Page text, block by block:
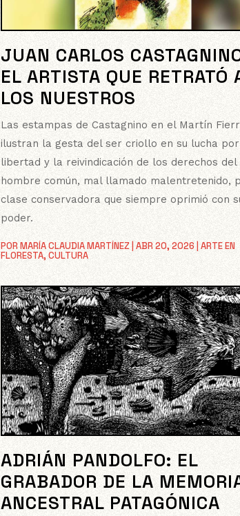
JUAN CARLOS
EL ARTISTA QUE RETRATÓ
LOS NUESTROS
PORMARÍA CLAUDIA MARTÍNEZ| ABR 20, 2026 ARTE EN
FLORESTA, CULTURA
Las estampas de Castagnino en el Martín
ilustran la gesta del ser criollo en su lucha
libertad y la reivindicación de los derechos del
hombre común, mal llamado malentretenido,
clase conservadora que siempre oprimió con
poder.
ADRIÁN PANDOLFO: EL
GRABADOR DE LA
ANCESTRAL PATAGÓNICA